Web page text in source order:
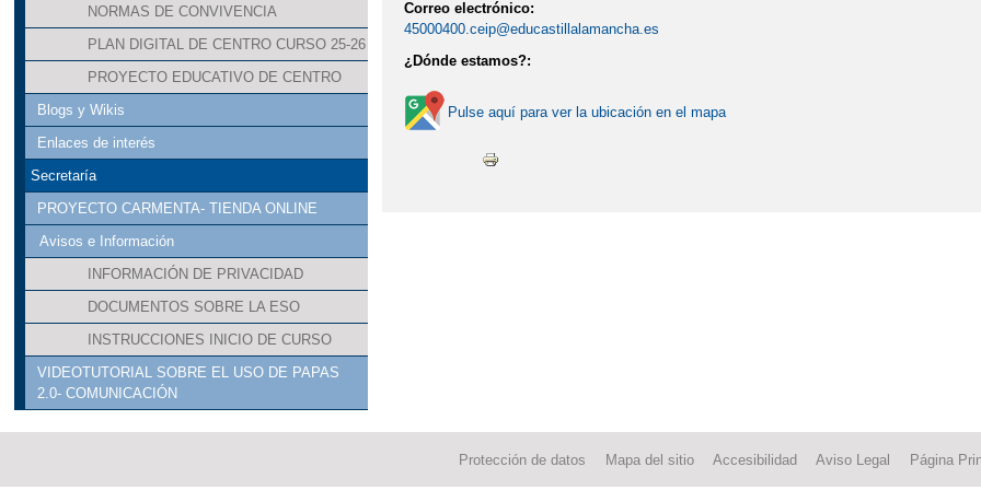
NORMAS DE CONVIVENCIA
PLAN DIGITAL DE CENTRO CURSO 25-26
PROYECTO EDUCATIVO DE CENTRO
Blogs y Wikis
Enlaces de interés
Secretaría
PROYECTO CARMENTA- TIENDA ONLINE
Avisos e Información
INFORMACIÓN DE PRIVACIDAD
DOCUMENTOS SOBRE LA ESO
INSTRUCCIONES INICIO DE CURSO
VIDEOTUTORIAL SOBRE EL USO DE PAPAS
2.0- COMUNICACIÓN
Correo electrónico:
45000400.ceip@educastillalamancha.es
¿Dónde estamos?:
Pulse aquí para ver la ubicación en el mapa
Protección de datos Mapa del sitio Accesibilidad Aviso Legal Página